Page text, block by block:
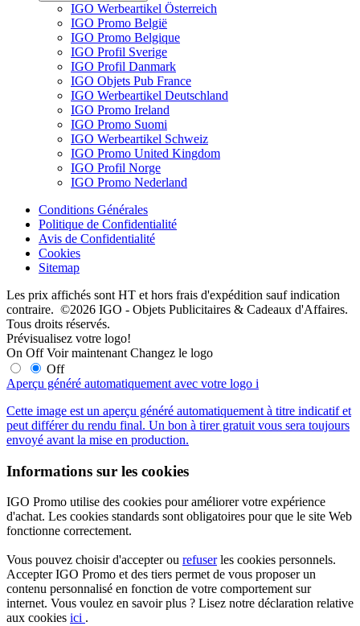
IGO Werbeartikel Österreich
IGO Promo België
IGO Promo Belgique
IGO Profil Sverige
IGO Profil Danmark
IGO Objets Pub France
IGO Werbeartikel Deutschland
IGO Promo Ireland
IGO Promo Suomi
IGO Werbeartikel Schweiz
IGO Promo United Kingdom
IGO Profil Norge
IGO Promo Nederland
Conditions Générales
Politique de Confidentialité
Avis de Confidentialité
Cookies
Sitemap
Les prix affichés sont HT et hors frais d'expédition sauf indication
contraire. ©2026 IGO - Objets Publicitaires & Cadeaux d'Affaires.
Tous droits réservés.
Prévisualisez votre logo!
On Off Voir maintenant Changez le logo
Off
Aperçu généré automatiquement avec votre logo i
Cette image est un aperçu généré automatiquement à titre indicatif et
peut différer du rendu final. Un bon à tirer gratuit vous sera toujours
envoyé avant la mise en production.
Informations sur les cookies
IGO Promo utilise des cookies pour améliorer votre expérience
d'achat. Les cookies standards sont obligatoires pour que le site Web
fonctionne correctement.
Vous pouvez choisir d'accepter ou refuserles cookies personnels.
Accepter IGO Promo et des tiers permet de vous proposer un
contenu personnalisé en fonction de votre comportement sur
internet. Vous voulez en savoir plus ? Lisez notre déclaration relative
aux cookies ici .